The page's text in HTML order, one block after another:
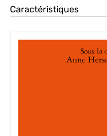
Caractéristiques